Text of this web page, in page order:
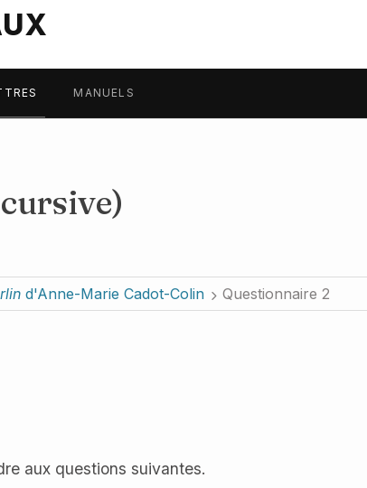
MANUELS
d'Anne-Marie Cadot-Colin Questionnaire 2
aux questions suivantes.